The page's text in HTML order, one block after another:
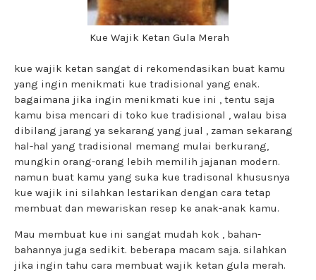
Kue Wajik Ketan Gula Merah
kue wajik ketan sangat di rekomendasikan buat kamu
yang ingin menikmati kue tradisional yang enak.
bagaimana jika ingin menikmati kue ini , tentu saja
kamu bisa mencari di toko kue tradisional , walau bisa
dibilang jarang ya sekarang yang jual , zaman sekarang
hal-hal yang tradisional memang mulai berkurang,
mungkin orang-orang lebih memilih jajanan modern.
namun buat kamu yang suka kue tradisonal khususnya
kue wajik ini silahkan lestarikan dengan cara tetap
membuat dan mewariskan resep ke anak-anak kamu.
Mau membuat kue ini sangat mudah kok , bahan-
bahannya juga sedikit. beberapa macam saja. silahkan
jika ingin tahu cara membuat wajik ketan gula merah.